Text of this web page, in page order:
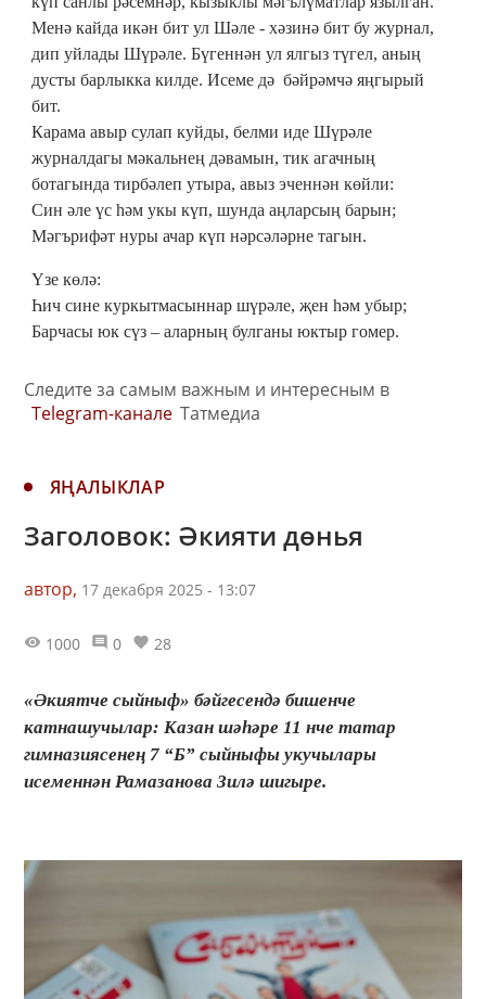
Менә кайда икән бит ул Шәле - хәзинә бит бу журнал,
дип уйлады Шүрәле. Бүгеннән ул ялгыз түгел, аның
дусты барлыкка килде. Исеме дә бәйрәмчә яңгырый
бит.
Карама авыр сулап куйды, белми иде Шүрәле
журналдагы мәкальнең дәвамын, тик агачның
ботагында тирбәлеп утыра, авыз эченнән көйли:
Син әле үс һәм укы күп, шунда аңларсың барын;
Мәгърифәт нуры ачар күп нәрсәләрне тагын.
Үзе көлә:
Һич сине куркытмасыннар шүрәле, җен һәм убыр;
Барчасы юк сүз – аларның булганы юктыр гомер.
Следите за самым важным и интересным в
Telegram-канале Татмедиа
ЯҢАЛЫКЛАР
Заголовок: Әкияти дөнья
автор, 17 декабря 2025 - 13:07
1000 0 28
«Әкиятче сыйныф» бәйгесендә бишенче
катнашучылар: Казан шәһәре 11 нче татар
гимназиясенең 7 “Б” сыйныфы укучылары
исеменнән Рамазанова Зилә шигыре.